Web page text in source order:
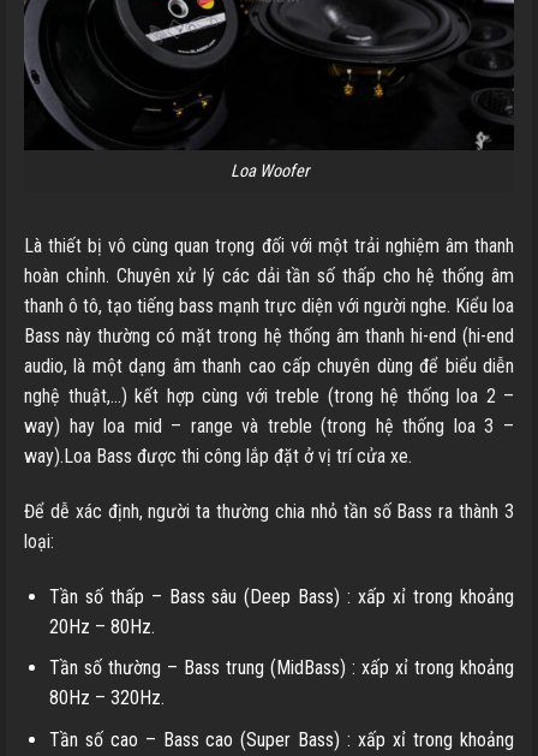
Loa Woofer
Là thiết bị vô cùng quan trọng đối với một trải nghiệm âm thanh
hoàn chỉnh. Chuyên xử lý các dải tần số thấp cho hệ thống âm
thanh ô tô, tạo tiếng bass mạnh trực diện với người nghe. Kiểu loa
Bass này thường có mặt trong hệ thống âm thanh hi-end (hi-end
audio, là một dạng âm thanh cao cấp chuyên dùng để biểu diễn
nghệ thuật,…) kết hợp cùng với treble (trong hệ thống loa 2 –
way) hay loa mid – range và treble (trong hệ thống loa 3 –
way).Loa Bass được thi công lắp đặt ở vị trí cửa xe.
Để dễ xác định, người ta thường chia nhỏ tần số Bass ra thành 3
loại:
Tần số thấp – Bass sâu (Deep Bass) : xấp xỉ trong khoảng
20Hz – 80Hz.
Tần số thường – Bass trung (MidBass) : xấp xỉ trong khoảng
80Hz – 320Hz.
Tần số cao – Bass cao (Super Bass) : xấp xỉ trong khoảng